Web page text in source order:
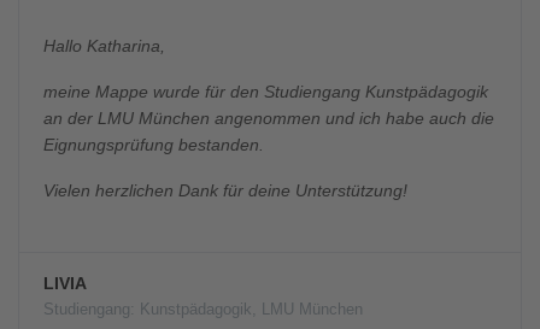
Hallo Katharina,
meine Mappe wurde für den Studiengang Kunstpädagogik
an der LMU München angenommen und ich habe auch die
Eignungsprüfung bestanden.
Vielen herzlichen Dank für deine Unterstützung!
LIVIA
Studiengang: Kunstpädagogik, LMU München